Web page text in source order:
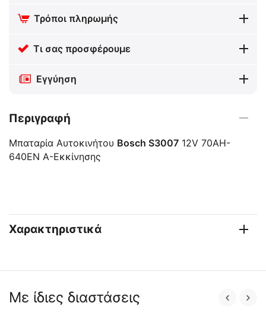
Τρόποι πληρωμής
Τι σας προσφέρουμε
Εγγύηση
Περιγραφή
Μπαταρία Αυτοκινήτου Bosch S3007 12V 70AH-
640EN A-Εκκίνησης
Χαρακτηριστικά
Με ίδιες διαστάσεις